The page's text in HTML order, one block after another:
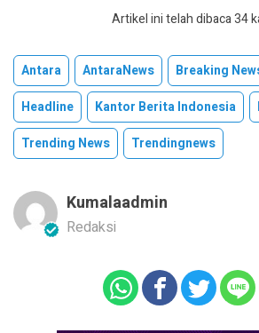
Artikel ini telah dibaca 34
Antara AntaraNews Breaking
Headline
Kantor Berita Indonesia
Trending News
Trendingnews
Kumalaadmin
Redaksi